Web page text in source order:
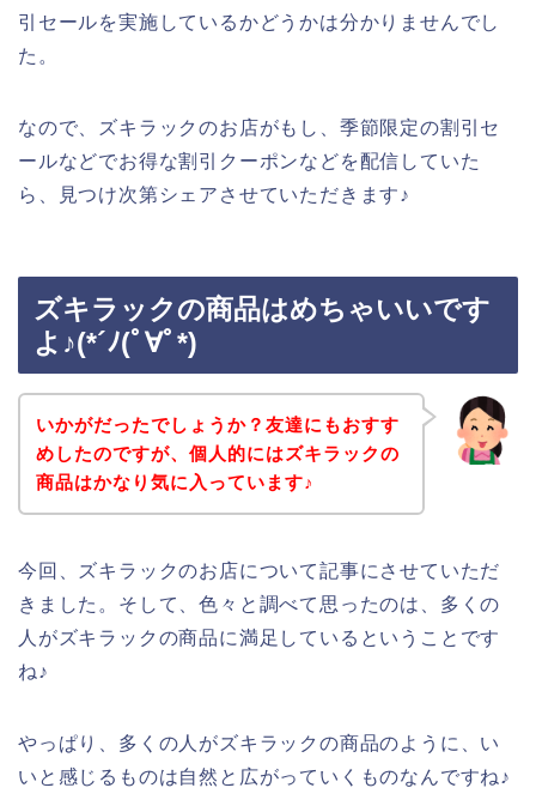
引セールを実施しているかどうかは分かりませんでし
た。
なので、ズキラックのお店がもし、季節限定の割引セ
ールなどでお得な割引クーポンなどを配信していた
ら、見つけ次第シェアさせていただきます♪
ズキラックの商品はめちゃいいです
よ♪(*´ﾉ(ﾟ∀ﾟ*)
いかがだったでしょうか？友達にもおすす
めしたのですが、個人的にはズキラックの
商品はかなり気に入っています♪
今回、ズキラックのお店について記事にさせていただ
きました。そして、色々と調べて思ったのは、多くの
人がズキラックの商品に満足しているということです
ね♪
やっぱり、多くの人がズキラックの商品のように、い
いと感じるものは自然と広がっていくものなんですね♪